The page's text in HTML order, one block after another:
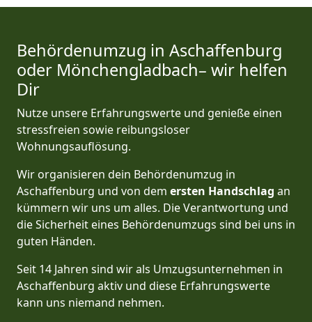
Behördenumzug in Aschaffenburg
oder Mönchen­gladbach– wir helfen
Dir
Nutze unsere Erfahrungswerte und genieße einen
stressfreien sowie reibungsloser
Wohnungsauflösung.
Wir organisieren dein Behördenumzug in
Aschaffenburg und von dem ersten Handschlag an
kümmern wir uns um alles. Die Verantwortung und
die Sicherheit eines Behördenumzugs sind bei uns in
guten Händen.
Seit 14 Jahren sind wir als Umzugsunternehmen in
Aschaffenburg aktiv und diese Erfahrungswerte
kann uns niemand nehmen.